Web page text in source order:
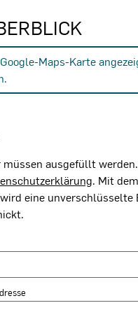
Maps-Karte
ausgefüllt
. Mit
eine unverschlüsselte